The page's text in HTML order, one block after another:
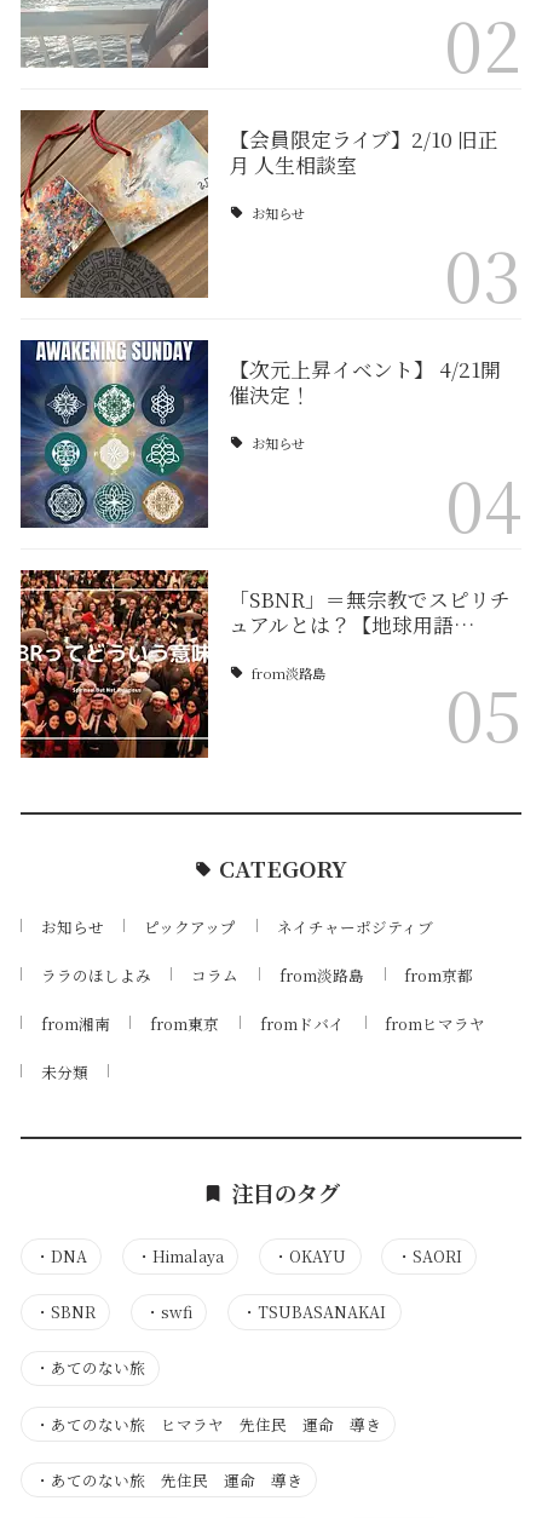
02
【会員限定ライブ】2/10 旧正
月 人生相談室
お知らせ
03
【次元上昇イベント】 4/21開
催決定！
お知らせ
04
「SBNR」＝無宗教でスピリチ
ュアルとは？【地球用語…
from淡路島 05
CATEGORY
お知らせ ピックアップ ネイチャーポジティブ
ララのほしよみ コラム from淡路島 from京都
from湘南 from東京 fromドバイ fromヒマラヤ
未分類
注目のタグ
・ DNA ・Himalaya ・OKAYU ・ SAORI
・ SBNR ・swfi ・TSUBASANAKAI
・ あてのない旅
・ あてのない旅 ヒマラヤ 先住民 運命 導き
・ あてのない旅 先住民 運命 導き